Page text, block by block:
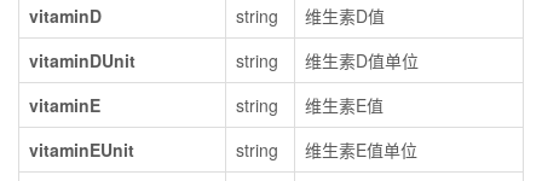
vitaminD
string
维生素D值
vitaminDUnit
string
维生素D值单位
vitaminE
string
维生素E值
vitaminEUnit
string
维生素E值单位